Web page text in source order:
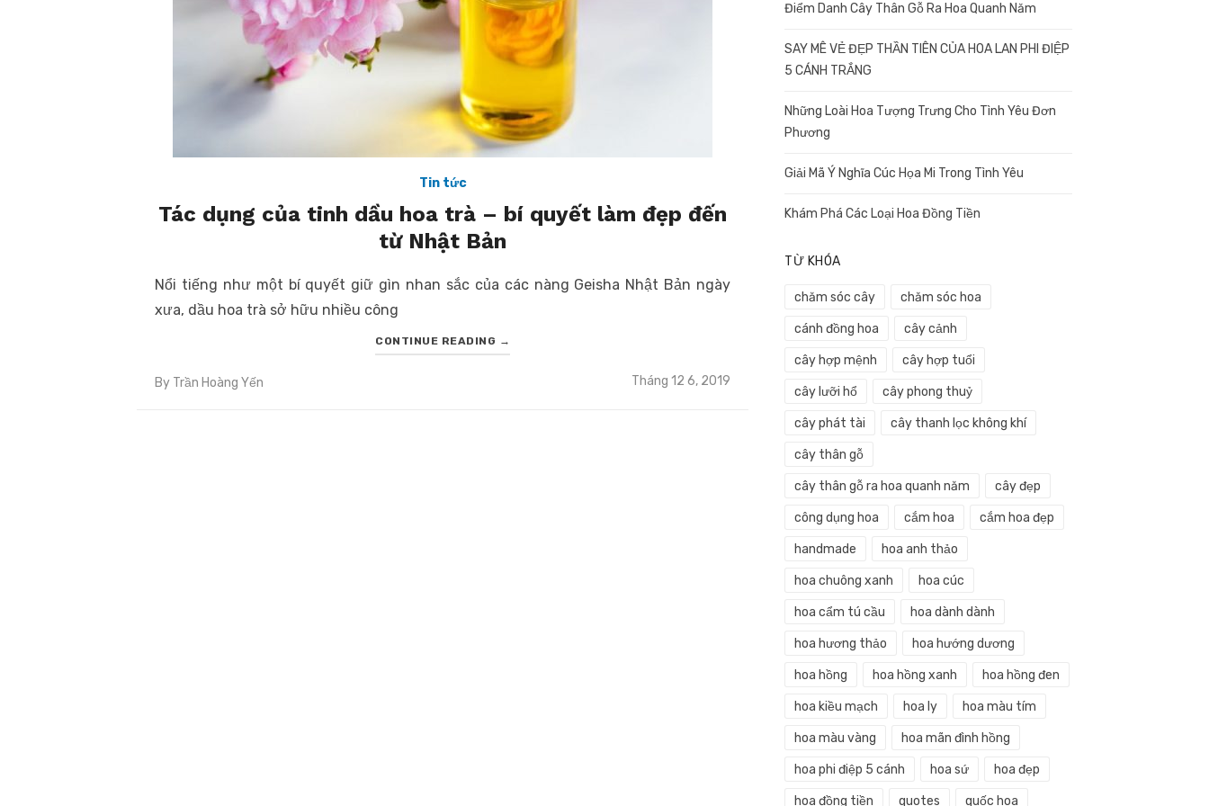
Tin tức
Tác dụng của tinh dầu hoa trà – bí quyết làm đẹp đến
từ Nhật Bản
Nổi tiếng như một bí quyết giữ gìn nhan sắc của các nàng Geisha Nhật Bản ngày
xưa, dầu hoa trà sở hữu nhiều công
CONTINUE READING →
By Trần Hoàng Yến
Posted
Tháng 12 6, 2019
Điểm Danh Cây Thân Gỗ Ra Hoa Quanh Năm
SAY MÊ VẺ ĐẸP THẦN TIÊN CỦA HOA LAN PHI ĐIỆP
5 CÁNH TRẮNG
Những Loài Hoa Tượng Trưng Cho Tình Yêu Đơn
Phương
Giải Mã Ý Nghĩa Cúc Họa Mi Trong Tình Yêu
Khám Phá Các Loại Hoa Đồng Tiền
TỪ KHÓA
chăm sóc cây chăm sóc hoa
cánh đồng hoa cây cảnh
cây hợp mệnh cây hợp tuổi
cây lưỡi hổ cây phong thuỷ
cây phát tài cây thanh lọc không khí
cây thân gỗ
cây thân gỗ ra hoa quanh năm cây đẹp
công dụng hoa cắm hoa cắm hoa đẹp
handmade hoa anh thảo
hoa chuông xanh hoa cúc
hoa cẩm tú cầu hoa dành dành
hoa hương thảo hoa hướng dương
hoa hồng hoa hồng xanh hoa hồng đen
hoa kiều mạch hoa ly hoa màu tím
hoa màu vàng hoa mãn đình hồng
hoa phi điệp 5 cánh hoa sứ hoa đẹp
hoa đồng tiền quotes quốc hoa